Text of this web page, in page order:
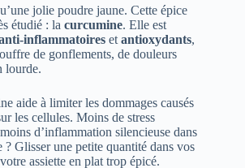
jolie poudre jaune. Cette épice
étudié : la curcumine. Elle est
inflammatoires et antioxydants,
de gonflements, de douleurs
lourde.
aide à limiter les dommages causés
les cellules. Moins de stress
d’inflammation silencieuse dans
Glisser une petite quantité dans vos
assiette en plat trop épicé.